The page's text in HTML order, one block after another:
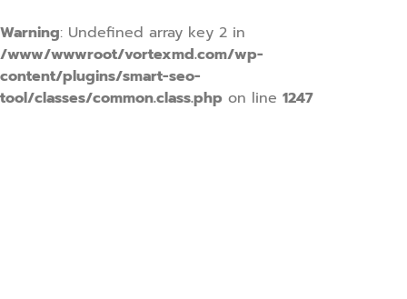
Warning: Undefined array key 2 in
/www/wwwroot/vortexmd.com/wp-
content/plugins/smart-seo-
tool/classes/common.class.php on line 1247